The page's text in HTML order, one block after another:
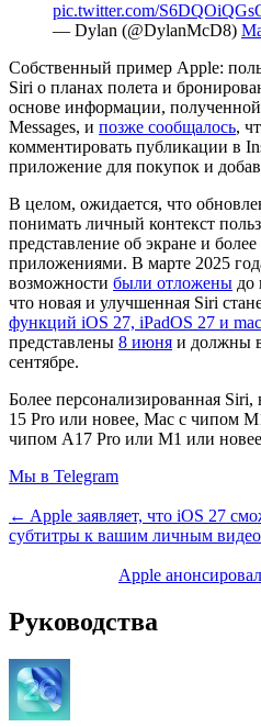
pic.twitter.com/
— Dylan (@DylanMcD8)
Собственный пример Apple:
Siri о планах полета и
основе информации,
Messages, и позже сообщалось,
комментировать публикации в
приложение для покупок и
В целом, ожидается, что
понимать личный контекст
представление об экране и
приложениями. В марте 2025
возможности были отложены до
что новая и улучшенная Siri
функций iOS 27, iPadOS 27 и
представлены 8 июня и должны
сентябре.
Более персонализированная Siri,
15 Pro или новее, Mac с чипом
чипом A17 Pro или M1 или
Мы в Telegram
← Apple заявляет, что iOS 27
субтитры к вашим личным
Apple
Руководства